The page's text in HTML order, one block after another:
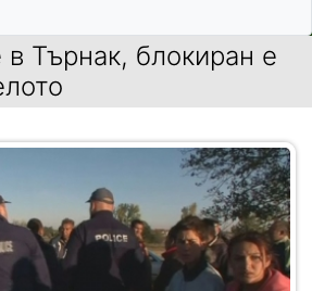
Търнак, блокиран е